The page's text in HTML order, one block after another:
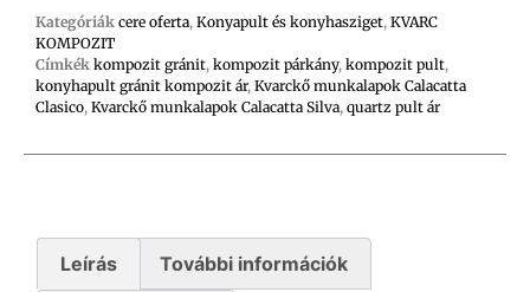
Kategóriák cere oferta, Konyapult és konyhasziget, KVARC
KOMPOZIT
Címkék kompozit gránit, kompozit párkány, kompozit pult,
konyhapult gránit kompozit ár, Kvarckő munkalapok Calacatta
Clasico, Kvarckő munkalapok Calacatta Silva, quartz pult ár
Leírás További információk